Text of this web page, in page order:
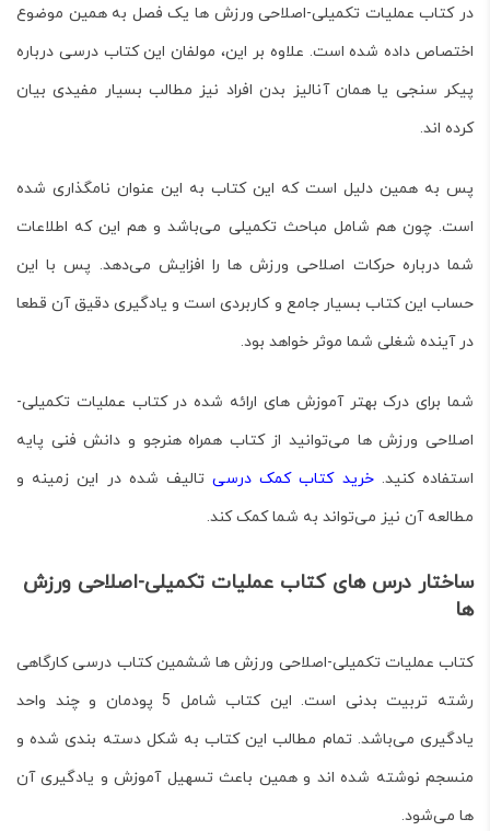
در کتاب عملیات تکمیلی-اصلاحی ورزش ها یک فصل به همین موضوع
اختصاص داده شده است. علاوه بر این، مولفان این کتاب درسی درباره
پیکر سنجی یا همان آنالیز بدن افراد نیز مطالب بسیار مفیدی بیان
کرده اند.
پس به همین دلیل است که این کتاب به این عنوان نامگذاری شده
است. چون هم شامل مباحث تکمیلی می‌باشد و هم این که اطلاعات
شما درباره حرکات اصلاحی ورزش ها را افزایش می‌دهد. پس با این
حساب این کتاب بسیار جامع و کاربردی است و یادگیری دقیق آن قطعا
در آینده شغلی شما موثر خواهد بود.
شما برای درک بهتر آموزش های ارائه شده در کتاب عملیات تکمیلی-
اصلاحی ورزش ها می‌توانید از کتاب همراه هنرجو و دانش فنی پایه
استفاده کنید.خرید کتاب کمک درسیتالیف شده در این زمینه و
مطالعه آن نیز می‌تواند به شما کمک کند.
ساختار درس های کتاب عملیات تکمیلی-اصلاحی ورزش
ها
کتاب عملیات تکمیلی-اصلاحی ورزش ها ششمین کتاب درسی کارگاهی
رشته تربیت بدنی است. این کتاب شامل 5 پودمان و چند واحد
یادگیری می‌باشد. تمام مطالب این کتاب به شکل دسته بندی شده و
منسجم نوشته شده اند و همین باعث تسهیل آموزش و یادگیری آن
ها می‌شود.